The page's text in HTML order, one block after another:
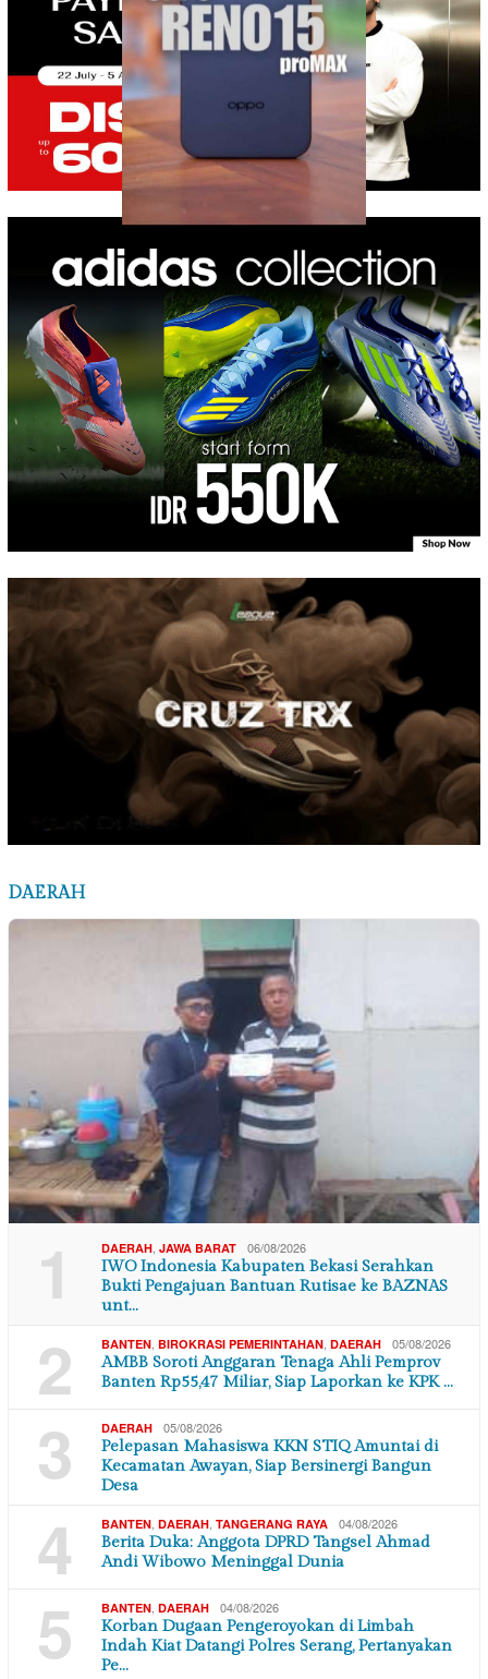
DAERAH
1 DAERAH JAWA BARAT 06/08/2026
IWO Indonesia Kabupaten Bekasi Serahkan
Bukti Pengajuan Bantuan Rutisae ke BAZNAS
unt…
2 BANTEN BIROKRASI PEMERINTAHAN DAERAH 05/08/2026
AMBB Soroti Anggaran Tenaga Ahli Pemprov
Banten Rp55,47 Miliar, Siap Laporkan ke KPK …
3 DAERAH 05/08/2026
Pelepasan Mahasiswa KKN STIQ Amuntai di
Kecamatan Awayan, Siap Bersinergi Bangun
Desa
4 BANTEN DAERAH TANGERANG RAYA 04/08/2026
Berita Duka: Anggota DPRD Tangsel Ahmad
Andi Wibowo Meninggal Dunia
5 BANTEN DAERAH 04/08/2026
Korban Dugaan Pengeroyokan di Limbah
Indah Kiat Datangi Polres Serang, Pertanyakan
Pe…